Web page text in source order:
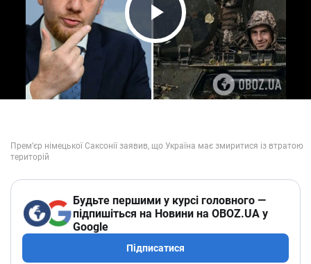
Play Video
Будьте першими у курсі головного —
підпишіться на Новини на OBOZ.UA у
Google
Підписатися